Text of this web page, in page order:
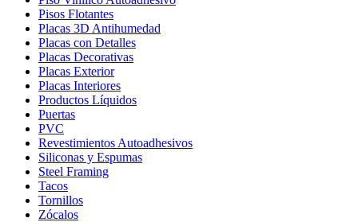
Pisos Flotantes
Placas 3D Antihumedad
Placas con Detalles
Placas Decorativas
Placas Exterior
Placas Interiores
Productos Líquidos
Puertas
PVC
Revestimientos Autoadhesivos
Siliconas y Espumas
Steel Framing
Tacos
Tornillos
Zócalos